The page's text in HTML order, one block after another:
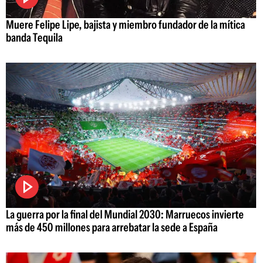
Muere Felipe Lipe, bajista y miembro fundador de la mítica
banda Tequila
La guerra por la final del Mundial 2030: Marruecos invierte
más de 450 millones para arrebatar la sede a España